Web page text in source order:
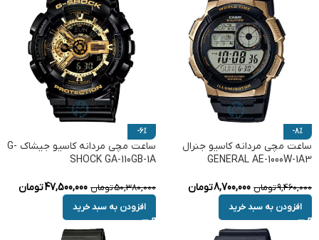
-8%
ساعت مچی مردانه کاسیو جنرال
GENERAL AE-1000W-1A3
9,460,000تومان 8,700,000تومان
افزودن به سبد خرید
-6%
ساعت مچی مردانه کاسیو جیشاک G-
SHOCK GA-110GB-1A
50,380,000تومان 47,500,000تومان
افزودن به سبد خرید